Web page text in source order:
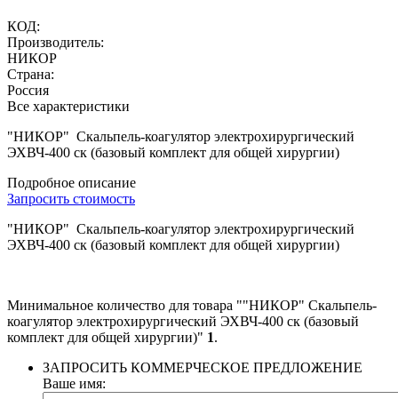
КОД:
Производитель:
НИКОР
Страна:
Россия
Все характеристики
"НИКОР" Скальпель-коагулятор электрохирургический
ЭХВЧ-400 ск (базовый комплект для общей хирургии)
Подробное описание
Запросить стоимость
"НИКОР" Скальпель-коагулятор электрохирургический
ЭХВЧ-400 ск (базовый комплект для общей хирургии)
Минимальное количество для товара ""НИКОР" Скальпель-
коагулятор электрохирургический ЭХВЧ-400 ск (базовый
комплект для общей хирургии)" 1.
ЗАПРОСИТЬ КОММЕРЧЕСКОЕ ПРЕДЛОЖЕНИЕ
Ваше имя: